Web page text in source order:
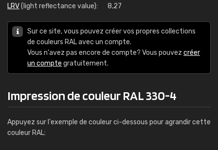
LRV(light reflectance value): 8,27
Sur ce site, vous pouvez créer vos propres collections
de couleurs RAL avec un compte.
Vous n'avez pas encore de compte? Vous pouvez créer
un compte gratuitement.
Impression de couleur RAL 330-4
Appuyez sur l'exemple de couleur ci-dessous pour agrandir cette
couleur RAL: